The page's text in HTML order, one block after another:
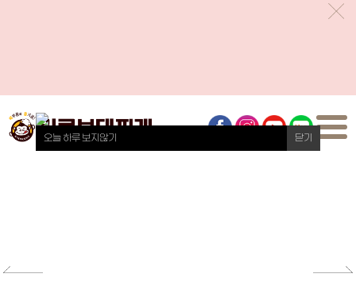
오늘 하루 보지않기 닫기
오늘 하루 보지않기 닫기
오늘 하루 보지않기 닫기